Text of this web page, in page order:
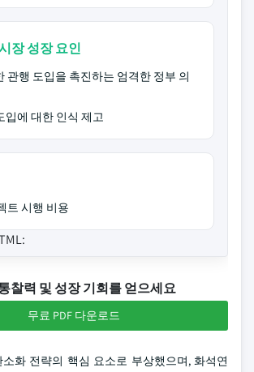
장 성장 요인
관행 도입을 촉진하는 엄격한 정부 의
입에 대한 인식 제고
트 시행 비용
찰력 및 성장 기회를 얻으세요
무료 PDF 다운로드
화 전략의 핵심 요소로 부상했으며, 화석연